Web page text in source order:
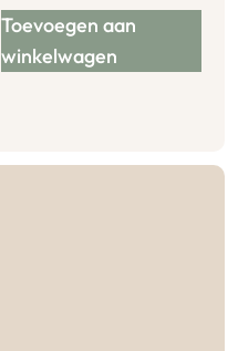
Toevoegen aan
winkelwagen